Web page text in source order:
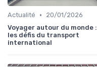
Actualité •
20/01/2026
Voyager autour du monde :
les défis du transport
international